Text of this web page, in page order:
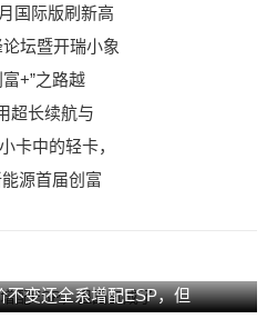
国际版刷新高
坛暨开瑞小象
+”之路越
超长续航与
卡中的轻卡，
源首届创富
不变还全系增配ESP，但